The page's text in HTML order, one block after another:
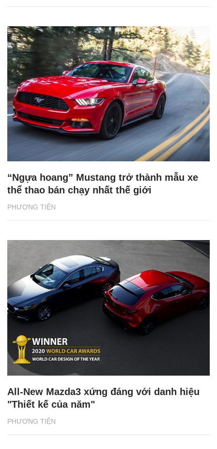
PHƯƠNG TIỆN
“Ngựa hoang” Mustang trở thành mẫu xe
thể thao bán chạy nhất thế giới
PHƯƠNG TIỆN
All-New Mazda3 xứng đáng với danh hiệu
"Thiết kế của năm"